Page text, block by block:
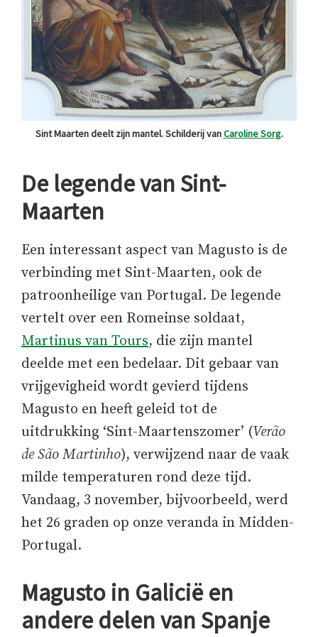
Sint Maarten deelt zijn mantel. Schilderij vanCaroline Sorg.
De legende van Sint-
Maarten
Een interessant aspect van Magusto is de
verbinding met Sint-Maarten, ook de
patroonheilige van Portugal. De legende
vertelt over een Romeinse soldaat,
Martinus van Tours, die zijn mantel
deelde met een bedelaar. Dit gebaar van
vrijgevigheid wordt gevierd tijdens
Magusto en heeft geleid tot de
uitdrukking ‘Sint-Maartenszomer’ (Verão
de São Martinho), verwijzend naar de vaak
milde temperaturen rond deze tijd.
Vandaag, 3 november, bijvoorbeeld, werd
het 26 graden op onze veranda in Midden-
Portugal.
Magusto in Galicië en
andere delen van Spanje